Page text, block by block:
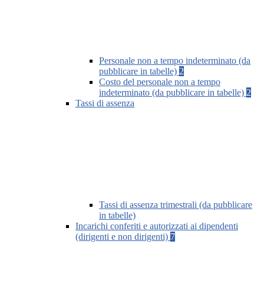
Personale non a tempo indeterminato (da
pubblicare in tabelle) 2
Costo del personale non a tempo
indeterminato (da pubblicare in tabelle) 2
Tassi di assenza
Tassi di assenza trimestrali (da pubblicare
in tabelle)
Incarichi conferiti e autorizzati ai dipendenti
(dirigenti e non dirigenti) 7